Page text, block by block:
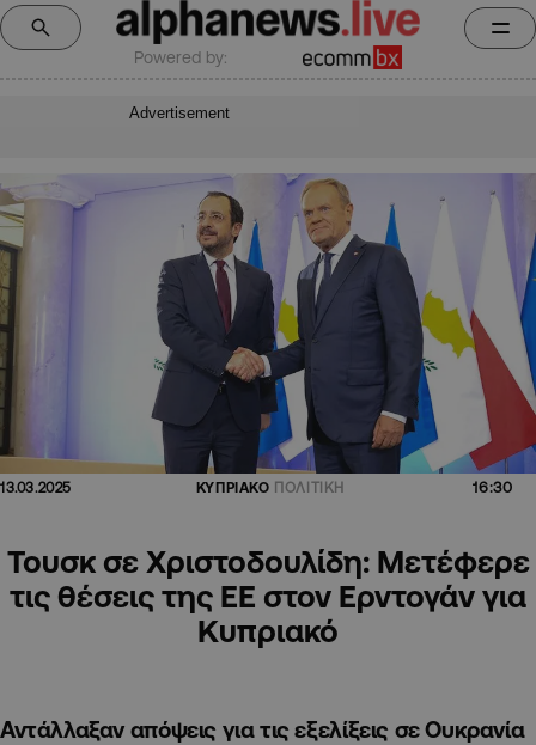
Powered by:
Advertisement
13.03.2025 ΚΥΠΡΙΑΚΟ ΠΟΛΙΤΙΚΗ 16:30
Τουσκ σε Χριστοδουλίδη: Μετέφερε
τις θέσεις της ΕΕ στον Ερντογάν για
Κυπριακό
Αντάλλαξαν απόψεις για τις εξελίξεις σε Ουκρανία